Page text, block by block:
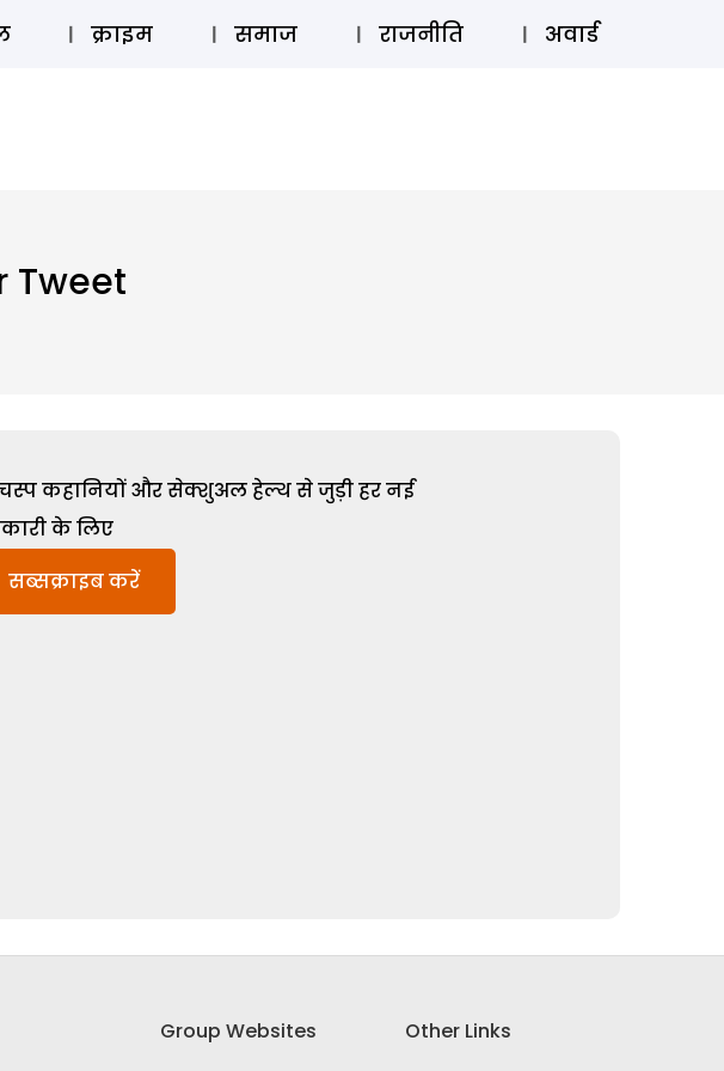
ऑडियो स्टोरी लॉग इन ⚲ SUBSCRIBE
क्राइम समाज राजनीति अवार्ड
Tweet
कहानियों और सेक्शुअल हेल्थ से जुड़ी हर नई
के लिए
सब्सक्राइब करें
Group Websites
Other Links